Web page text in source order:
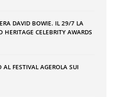
DAVID BOWIE. IL 29/7 LA
CELEBRITY AWARDS
FESTIVAL AGEROLA SUI